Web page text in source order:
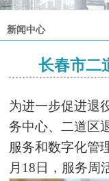
新闻中心
长春市二
为进一步促进退
务中心、二道区
服务和数字化管
月18日，服务周